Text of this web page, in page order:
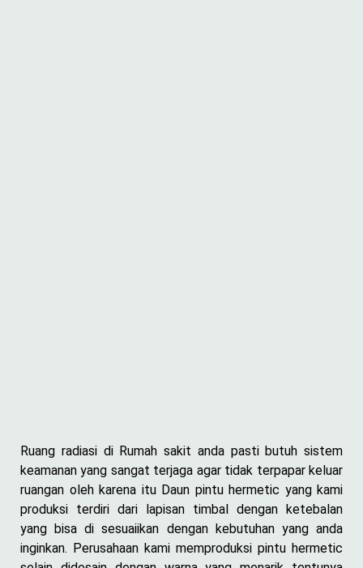
Ruang radiasi di Rumah sakit anda pasti butuh sistem
keamanan yang sangat terjaga agar tidak terpapar keluar
ruangan oleh karena itu Daun pintu hermetic yang kami
produksi terdiri dari lapisan timbal dengan ketebalan
yang bisa di sesuaiikan dengan kebutuhan yang anda
inginkan. Perusahaan kami memproduksi pintu hermetic